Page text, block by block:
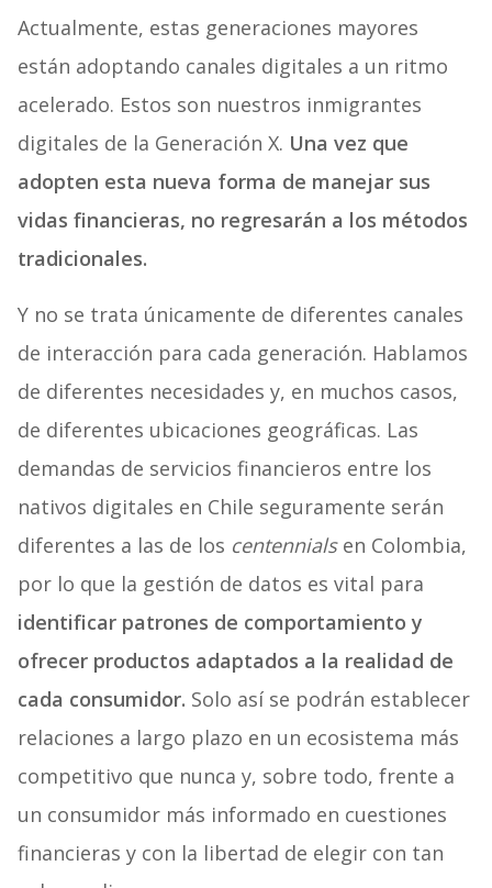
Actualmente, estas generaciones mayores
están adoptando canales digitales a un ritmo
acelerado. Estos son nuestros inmigrantes
digitales de la Generación X. Una vez que
adopten esta nueva forma de manejar sus
vidas financieras, no regresarán a los métodos
tradicionales.
Y no se trata únicamente de diferentes canales
de interacción para cada generación. Hablamos
de diferentes necesidades y, en muchos casos,
de diferentes ubicaciones geográficas. Las
demandas de servicios financieros entre los
nativos digitales en Chile seguramente serán
diferentes a las de los centennials en Colombia,
por lo que la gestión de datos es vital para
identificar patrones de comportamiento y
ofrecer productos adaptados a la realidad de
cada consumidor. Solo así se podrán establecer
relaciones a largo plazo en un ecosistema más
competitivo que nunca y, sobre todo, frente a
un consumidor más informado en cuestiones
financieras y con la libertad de elegir con tan